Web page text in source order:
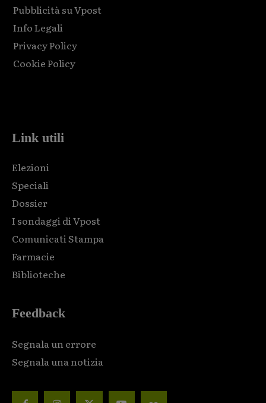
Pubblicità su Vpost
Info Legali
Privacy Policy
Cookie Policy
Link utili
Elezioni
Speciali
Dossier
I sondaggi di Vpost
Comunicati Stampa
Farmacie
Biblioteche
Feedback
Segnala un errore
Segnala una notizia